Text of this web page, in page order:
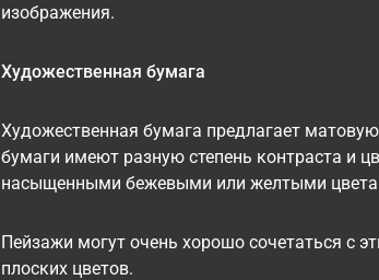
изображения.
Художественная бумага
Художественная бумага предлагает
бумаги имеют разную степень контраста и
насыщенными бежевыми или желтыми
Пейзажи могут очень хорошо сочетаться с
плоских цветов.